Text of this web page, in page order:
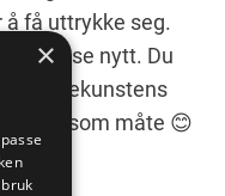
å få uttrykke seg.
masse nytt. Du
malekunstens
måte 😊
×